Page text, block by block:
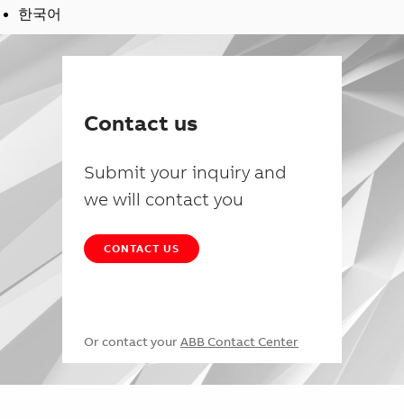
한국어
Contact us
Submit your inquiry and
we will contact you
CONTACT US
Or contact your ABB Contact Center